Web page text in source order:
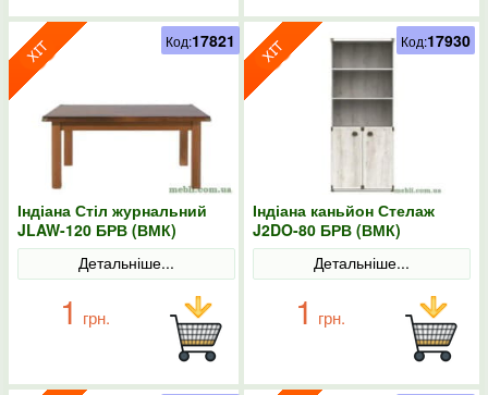
Індіана Стіл журнальний
JLAW-120 БРВ (ВМК)
Детальніше...
1 грн.
Код:17821
Індіана каньйон Стелаж
J2DO-80 БРВ (ВМК)
Детальніше...
1 грн.
Код:17930